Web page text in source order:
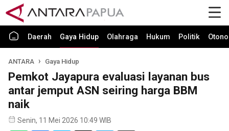
Daerah Gaya Hidup Olahraga Hukum Politik
ANTARA Gaya Hidup
Pemkot Jayapura evaluasi layanan bus
antar jemput ASN seiring harga BBM
naik
Senin, 11 Mei 2026 10:49 WIB